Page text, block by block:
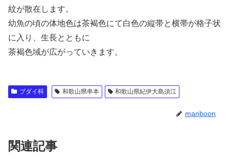
紋が散在します。
幼魚の頃の体地色は茶褐色にて白色の縦帯と横帯が格子状
に入り、生長とともに
茶褐色域が広がっていきます。
ブダイ科 和歌山県串本 和歌山県紀伊大島須江
manboon
関連記事